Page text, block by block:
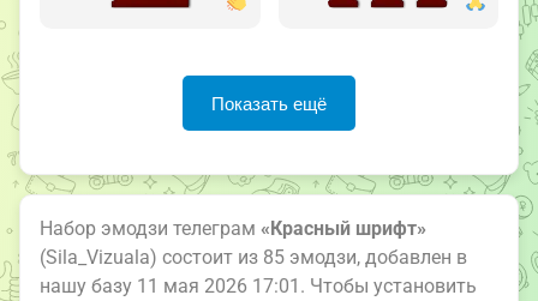
Показать ещё
Набор эмодзи телеграм «Красный шрифт»
(Sila_Vizuala) состоит из 85 эмодзи, добавлен в
нашу базу 11 мая 2026 17:01. Чтобы установить